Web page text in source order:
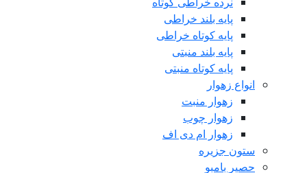
پایه بلند خراطی
پایه کوتاه خراطی
پایه بلند منبتی
پایه کوتاه منبتی
انواع زهوار
زهوار منبت
زهوار چوب
زهوار ام دی اف
ستون جزیره
حصیر بامبو